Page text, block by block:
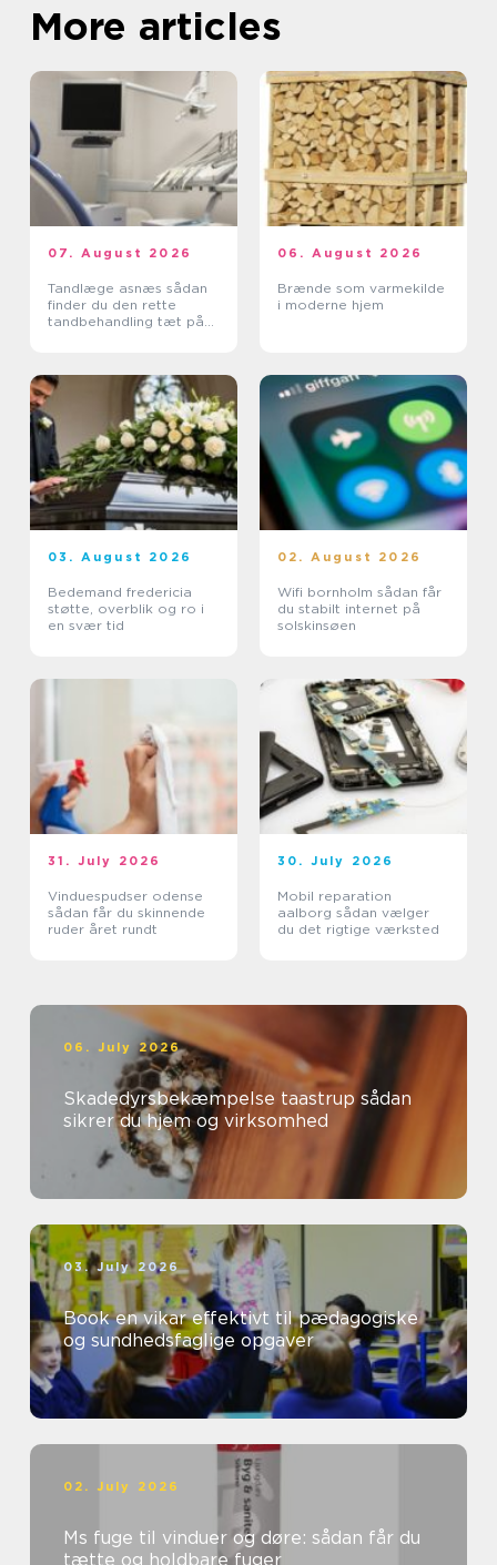
More articles
07. August 2026
Tandlæge asnæs sådan
finder du den rette
tandbehandling tæt på
06. August 2026
Brænde som varmekilde
i moderne hjem
03. August 2026
Bedemand fredericia
støtte, overblik og ro i
en svær tid
02. August 2026
Wifi bornholm sådan får
du stabilt internet på
solskinsøen
31. July 2026
Vinduespudser odense
sådan får du skinnende
ruder året rundt
30. July 2026
Mobil reparation
aalborg sådan vælger
du det rigtige værksted
06. July 2026
Skadedyrsbekæmpelse taastrup sådan
sikrer du hjem og virksomhed
03. July 2026
Book en vikar effektivt til pædagogiske
og sundhedsfaglige opgaver
02. July 2026
Ms fuge til vinduer og døre: sådan får du
tætte og holdbare fuger